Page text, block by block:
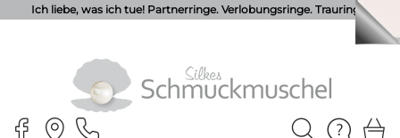
Ich liebe, was ich tue! Partnerringe. Verlobungsringe. Trauringe.